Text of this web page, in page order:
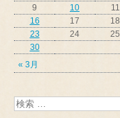
« 3月
9
10 11
16
17 18
23
24 25
30